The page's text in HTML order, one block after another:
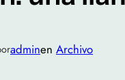
adminen Archivo